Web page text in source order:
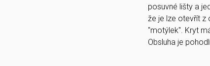
posuvné lišty a
že je lze otevřít z
"motýlek". Kryt
Obsluha je